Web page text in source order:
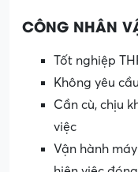
CÔNG NHÂN
Tốt nghiệp
Không yêu
Cần cù, chịu
việc
Vận hành